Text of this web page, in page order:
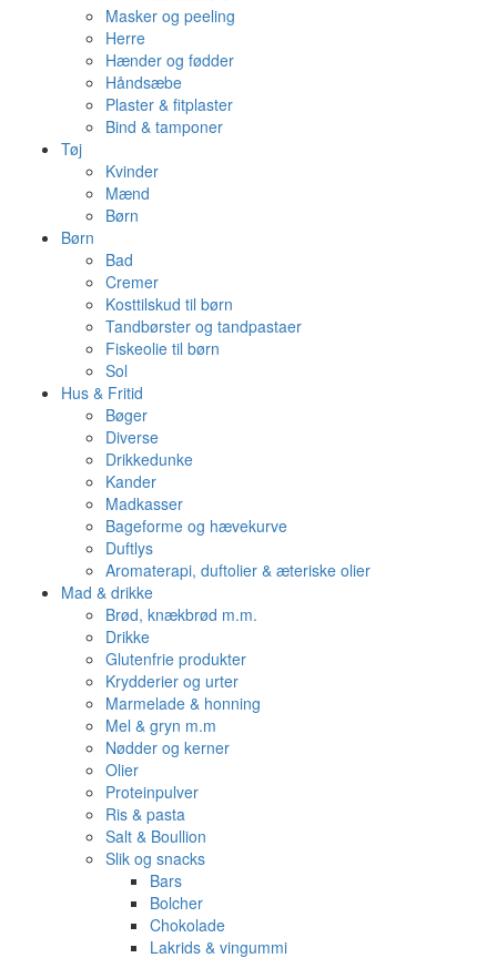
Masker og peeling
Herre
Hænder og fødder
Håndsæbe
Plaster & fitplaster
Bind & tamponer
Tøj
Kvinder
Mænd
Børn
Børn
Bad
Cremer
Kosttilskud til børn
Tandbørster og tandpastaer
Fiskeolie til børn
Sol
Hus & Fritid
Bøger
Diverse
Drikkedunke
Kander
Madkasser
Bageforme og hævekurve
Duftlys
Aromaterapi, duftolier & æteriske olier
Mad & drikke
Brød, knækbrød m.m.
Drikke
Glutenfrie produkter
Krydderier og urter
Marmelade & honning
Mel & gryn m.m
Nødder og kerner
Olier
Proteinpulver
Ris & pasta
Salt & Boullion
Slik og snacks
Bars
Bolcher
Chokolade
Lakrids & vingummi